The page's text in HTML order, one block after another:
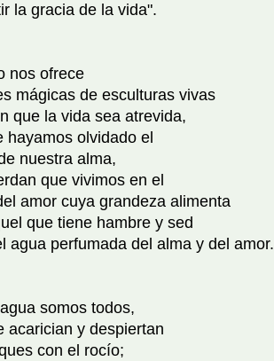
gracia de la vida".
ofrece
de esculturas vivas
la vida sea atrevida,
olvidado el
alma,
que vivimos en el
cuya grandeza alimenta
tiene hambre y sed
perfumada del alma y del amor.
somos todos,
y despiertan
con el rocío;